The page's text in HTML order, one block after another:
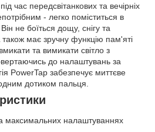
час передсвітанкових та вечірніх
- легко поміститься в
не боїться дощу, снігу та
має зручну функцію пам'яті
та вимикати світло з
до налаштувань за
PowerTap забезпечує миттєве
дотиком пальця.
налаштуваннях